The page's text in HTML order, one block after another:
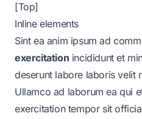
[Top]
Inline elements
Sint ea anim ipsum ad
exercitation incididunt et
deserunt labore laboris velit
Ullamco ad laborum ea qui
exercitation tempor sit